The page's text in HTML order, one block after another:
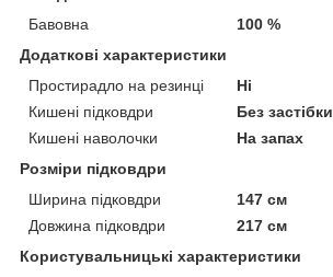
Бавовна
100 %
Додаткові характеристики
Простирадло на резинці
Ні
Кишені підковдри
Без застібки
Кишені наволочки
На запах
Розміри підковдри
Ширина підковдри
147 см
Довжина підковдри
217 см
Користувальницькі характеристики